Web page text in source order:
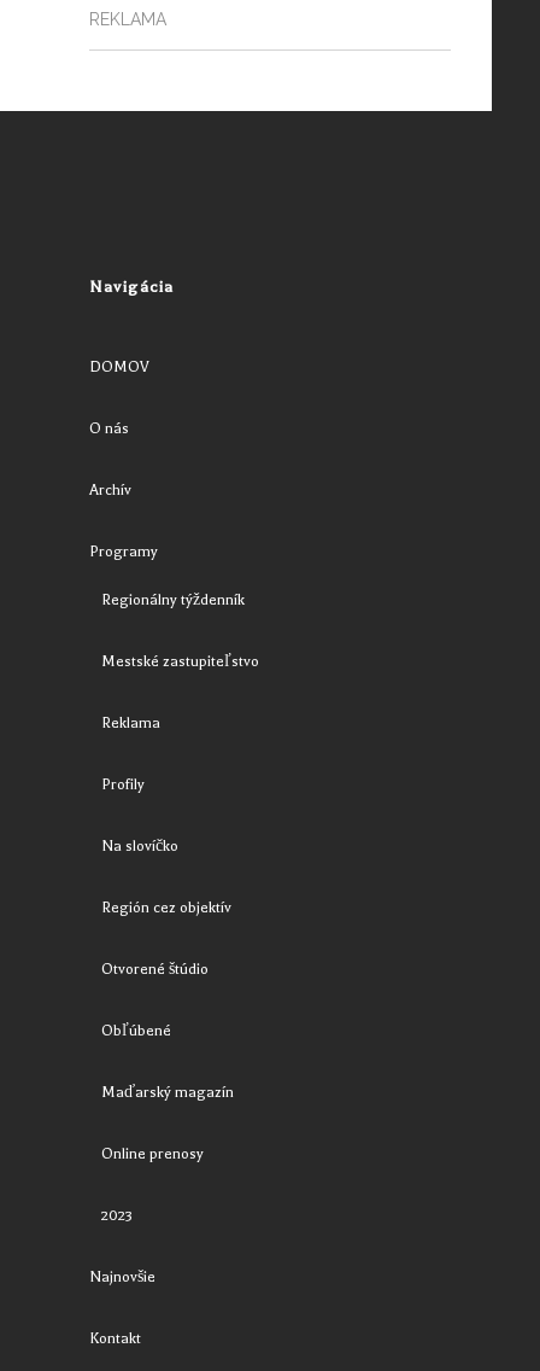
REKLAMA
Navigácia
DOMOV
O nás
Archív
Programy
Regionálny týždenník
Mestské zastupiteľstvo
Reklama
Profily
Na slovíčko
Región cez objektív
Otvorené štúdio
Obľúbené
Maďarský magazín
Online prenosy
2023
Najnovšie
Kontakt